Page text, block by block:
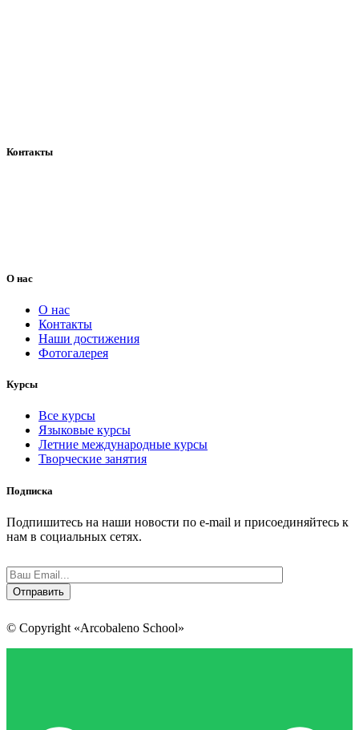
Контакты
О нас
О нас
Контакты
Наши достижения
Фотогалерея
Курсы
Все курсы
Языковые курсы
Летние международные курсы
Творческие занятия
Подписка
Подпишитесь на наши новости по e-mail и присоединяйтесь к
нам в социальных сетях.
© Copyright «Arcobaleno School»